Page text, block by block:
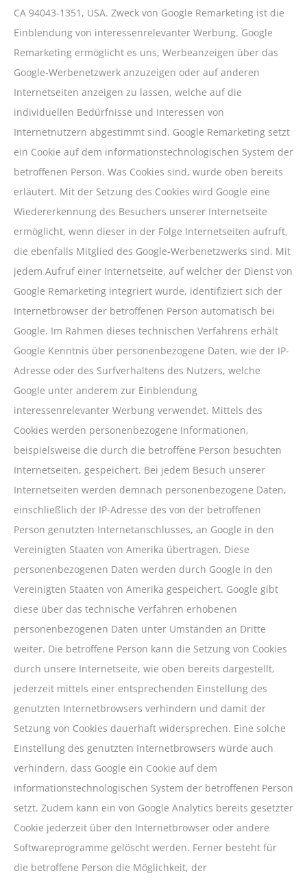
CA 94043-1351, USA. Zweck von Google Remarketing ist die
Einblendung von interessenrelevanter Werbung. Google
Remarketing ermöglicht es uns, Werbeanzeigen über das
Google-Werbenetzwerk anzuzeigen oder auf anderen
Internetseiten anzeigen zu lassen, welche auf die
individuellen Bedürfnisse und Interessen von
Internetnutzern abgestimmt sind. Google Remarketing setzt
ein Cookie auf dem informationstechnologischen System der
betroffenen Person. Was Cookies sind, wurde oben bereits
erläutert. Mit der Setzung des Cookies wird Google eine
Wiedererkennung des Besuchers unserer Internetseite
ermöglicht, wenn dieser in der Folge Internetseiten aufruft,
die ebenfalls Mitglied des Google-Werbenetzwerks sind. Mit
jedem Aufruf einer Internetseite, auf welcher der Dienst von
Google Remarketing integriert wurde, identifiziert sich der
Internetbrowser der betroffenen Person automatisch bei
Google. Im Rahmen dieses technischen Verfahrens erhält
Google Kenntnis über personenbezogene Daten, wie der IP-
Adresse oder des Surfverhaltens des Nutzers, welche
Google unter anderem zur Einblendung
interessenrelevanter Werbung verwendet. Mittels des
Cookies werden personenbezogene Informationen,
beispielsweise die durch die betroffene Person besuchten
Internetseiten, gespeichert. Bei jedem Besuch unserer
Internetseiten werden demnach personenbezogene Daten,
einschließlich der IP-Adresse des von der betroffenen
Person genutzten Internetanschlusses, an Google in den
Vereinigten Staaten von Amerika übertragen. Diese
personenbezogenen Daten werden durch Google in den
Vereinigten Staaten von Amerika gespeichert. Google gibt
diese über das technische Verfahren erhobenen
personenbezogenen Daten unter Umständen an Dritte
weiter. Die betroffene Person kann die Setzung von Cookies
durch unsere Internetseite, wie oben bereits dargestellt,
jederzeit mittels einer entsprechenden Einstellung des
genutzten Internetbrowsers verhindern und damit der
Setzung von Cookies dauerhaft widersprechen. Eine solche
Einstellung des genutzten Internetbrowsers würde auch
verhindern, dass Google ein Cookie auf dem
informationstechnologischen System der betroffenen Person
setzt. Zudem kann ein von Google Analytics bereits gesetzter
Cookie jederzeit über den Internetbrowser oder andere
Softwareprogramme gelöscht werden. Ferner besteht für
die betroffene Person die Möglichkeit, der